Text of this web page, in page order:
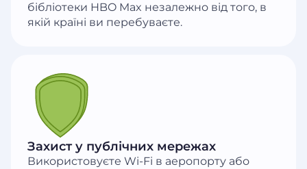
бібліотеки HBO Max незалежно від того, в
якій країні ви перебуваєте.
Захист у публічних мережах
Використовуєте Wi-Fi в аеропорту або